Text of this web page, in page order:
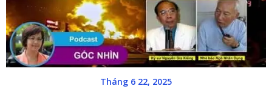
Tháng 6 22, 2025